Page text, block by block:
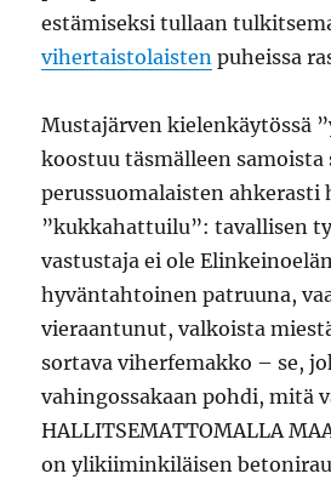
estämiseksi tullaan
vihertaistolaisten puheissa
Mustajärven kielenkäytössä
koostuu täsmälleen
perussuomalaisten ahkerasti
”kukkahattuilu”: tavallisen
vastustaja ei ole
hyväntahtoinen patruuna,
vieraantunut, valkoista
sortava viherfemakko – se,
vahingossakaan pohdi, mitä
HALLITSEMATTOMALLA
on ylikiiminkiläisen